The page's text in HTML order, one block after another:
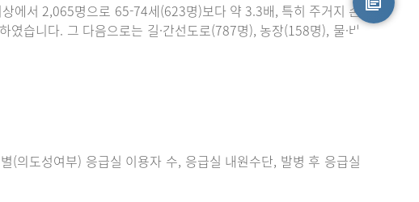
에서 2,065명으로 65-74세(623명)보다 약 3.3배, 특히 주거지 손
습니다. 그 다음으로는 길·간선도로(787명), 농장(158명), 물·바
(의도성여부) 응급실 이용자 수, 응급실 내원수단, 발병 후 응급실
원시자료